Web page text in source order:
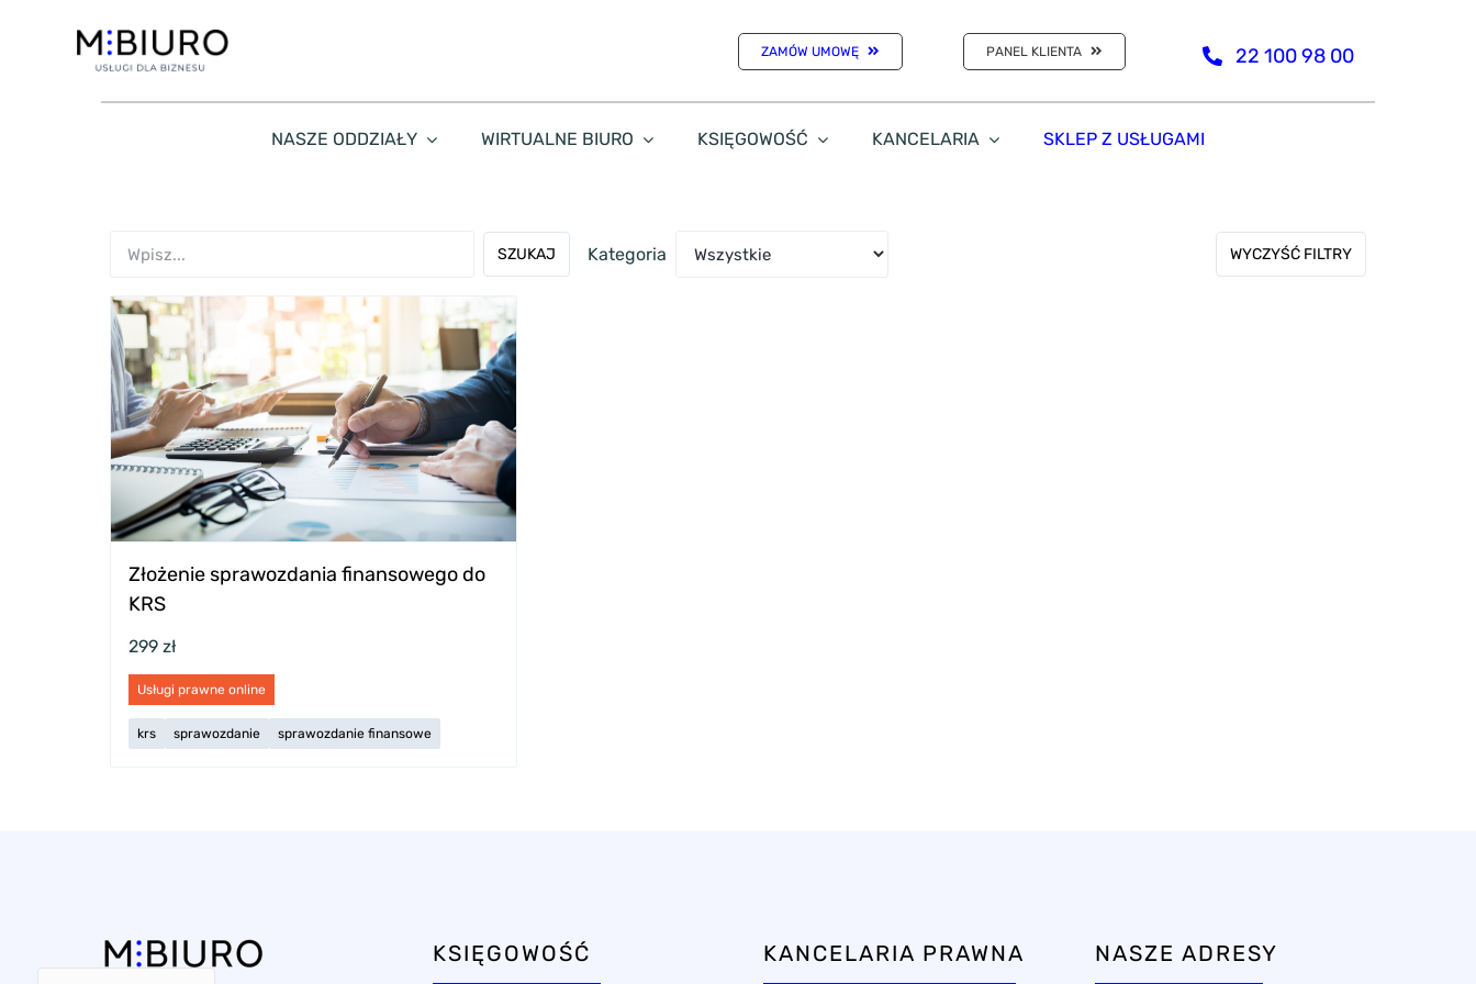
ZAMÓW UMOWĘ PANEL KLIENTA 22 100 98 00
NASZE ODDZIAŁY WIRTUALNE BIURO KSIĘGOWOŚĆ KANCELARIA SKLEP Z USŁUGAMI
SZUKAJ Kategoria WYCZYŚĆ FILTRY
Złożenie sprawozdania finansowego do
KRS
299 zł
Usługi prawne online
krs sprawozdanie sprawozdanie finansowe
KSIĘGOWOŚĆ KANCELARIA PRAWNA NASZE ADRESY